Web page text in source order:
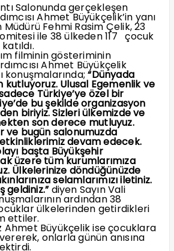
Salonunda gerçekleşen
Ahmet Büyükçelik’in yanı
Müdürü Fehmi Rasim Çelik, 23
ile 38 ülkeden 117 çocuk
filminin gösteriminin
Ahmet Büyükçelik
konuşmalarında; “Dünyada
Ulusal Egemenlik ve
Türkiye’ye özel bir
bu şekilde organizasyon
biriyiz. Sizleri ülkemizde ve
son derece mutluyuz.
ve bugün salonumuzda
devam edecek.
başta Büyükşehir
üzere tüm kurumlarımıza
Ülkelerinize döndüğünüzde
selamlarımızı iletiniz.
geldiniz.”diyen Sayın Vali
ardından 38
ülkelerinden getirdikleri
ettiler.
Ahmet Büyükçelik ise çocuklara
onlarla günün anısına